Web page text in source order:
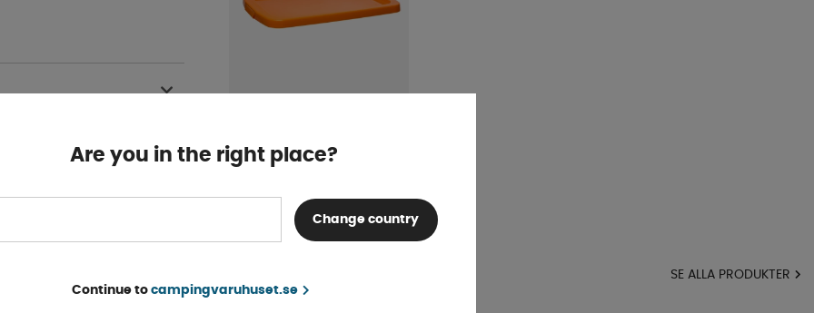
Finns i lager
KATEGORI
SE ALLA PRODUKTER
Are you in the right place?
Change country
Continue to campingvaruhuset.se